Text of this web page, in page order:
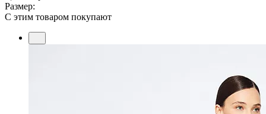
Размер:
С этим товаром покупают